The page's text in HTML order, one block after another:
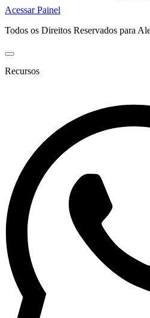
Acessar Painel
Todos os Direitos Reservados para
Recursos